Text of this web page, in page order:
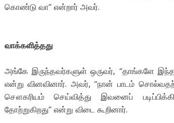
கொண்டு வா” என்றார் அவர்.
வாக்களித்தது
அங்கே இருந்தவர்களுள் ஒருவர், “தாங்களே
என்று வினவினார். அவர், “நான் பாடம்
சௌகரியம் செய்வித்து இவனைப்
தோற்றுகிறது” என்று விடை கூறினார்.